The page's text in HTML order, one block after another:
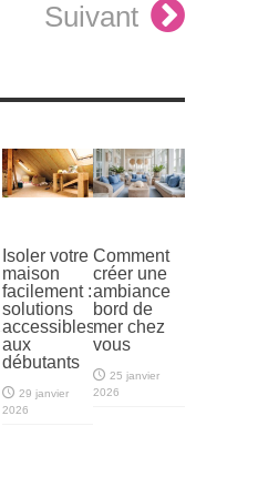
Suivant
Isoler votre
maison
facilement :
solutions
accessibles
aux
débutants
29 janvier
2026
Comment
créer une
ambiance
bord de
mer chez
vous
25 janvier
2026